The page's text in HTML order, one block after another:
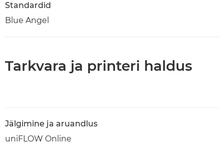
Standardid
Blue Angel
Tarkvara ja printeri haldus
Jälgimine ja aruandlus
uniFLOW Online